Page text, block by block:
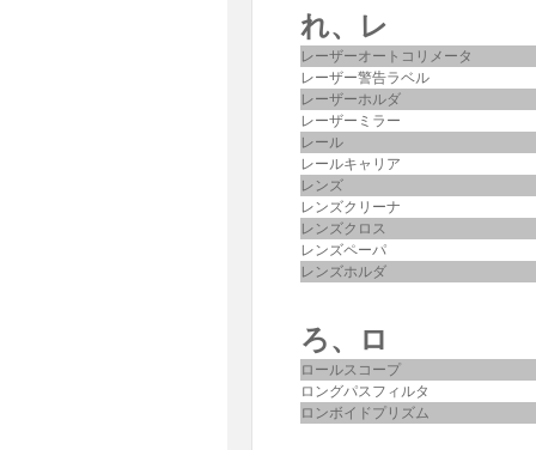
れ、レ
レーザーオートコリメータ
レーザー警告ラベル
レーザーホルダ
レーザーミラー
レール
レールキャリア
レンズ
レンズクリーナ
レンズクロス
レンズペーパ
レンズホルダ
ろ、ロ
ロールスコープ
ロングパスフィルタ
ロンボイドプリズム